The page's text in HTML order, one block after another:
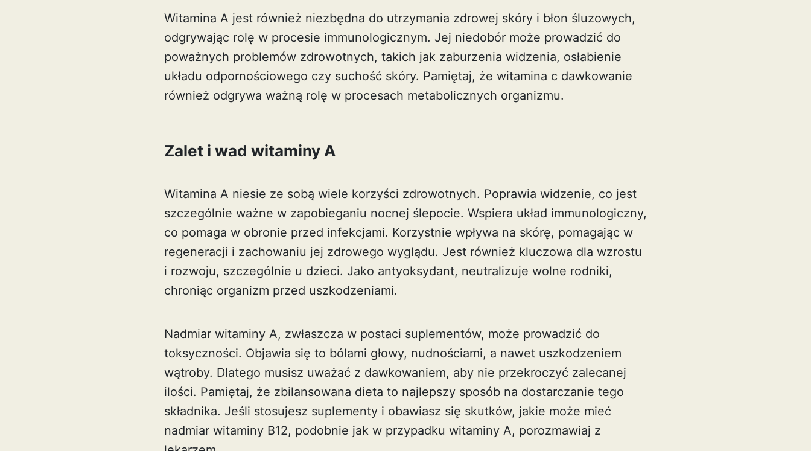
Witamina A jest również niezbędna do utrzymania zdrowej skóry i błon śluzowych,
odgrywając rolę w procesie immunologicznym. Jej niedobór może prowadzić do
poważnych problemów zdrowotnych, takich jak zaburzenia widzenia, osłabienie
układu odpornościowego czy suchość skóry. Pamiętaj, że witamina c dawkowanie
również odgrywa ważną rolę w procesach metabolicznych organizmu.
Zalet i wad witaminy A
Witamina A niesie ze sobą wiele korzyści zdrowotnych. Poprawia widzenie, co jest
szczególnie ważne w zapobieganiu nocnej ślepocie. Wspiera układ immunologiczny,
co pomaga w obronie przed infekcjami. Korzystnie wpływa na skórę, pomagając w
regeneracji i zachowaniu jej zdrowego wyglądu. Jest również kluczowa dla wzrostu
i rozwoju, szczególnie u dzieci. Jako antyoksydant, neutralizuje wolne rodniki,
chroniąc organizm przed uszkodzeniami.
Nadmiar witaminy A, zwłaszcza w postaci suplementów, może prowadzić do
toksyczności. Objawia się to bólami głowy, nudnościami, a nawet uszkodzeniem
wątroby. Dlatego musisz uważać z dawkowaniem, aby nie przekroczyć zalecanej
ilości. Pamiętaj, że zbilansowana dieta to najlepszy sposób na dostarczanie tego
składnika. Jeśli stosujesz suplementy i obawiasz się skutków, jakie może mieć
nadmiar witaminy B12, podobnie jak w przypadku witaminy A, porozmawiaj z